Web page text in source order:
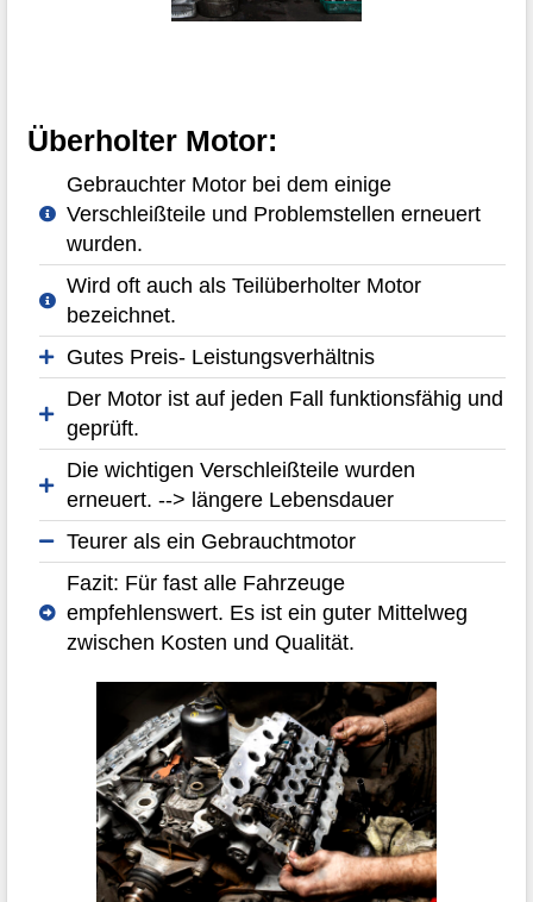
Überholter Motor:
Gebrauchter Motor bei dem einige
Verschleißteile und Problemstellen erneuert
wurden.
Wird oft auch als Teilüberholter Motor
bezeichnet.
Gutes Preis- Leistungsverhältnis
Der Motor ist auf jeden Fall funktionsfähig und
geprüft.
Die wichtigen Verschleißteile wurden
erneuert. --> längere Lebensdauer
Teurer als ein Gebrauchtmotor
Fazit: Für fast alle Fahrzeuge
empfehlenswert. Es ist ein guter Mittelweg
zwischen Kosten und Qualität.